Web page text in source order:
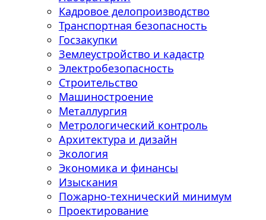
Кадровое делопроизводство
Транспортная безопасность
Госзакупки
Землеустройство и кадастр
Электробезопасность
Строительство
Машиностроение
Металлургия
Метрологический контроль
Архитектура и дизайн
Экология
Экономика и финансы
Изыскания
Пожарно-технический минимум
Проектирование